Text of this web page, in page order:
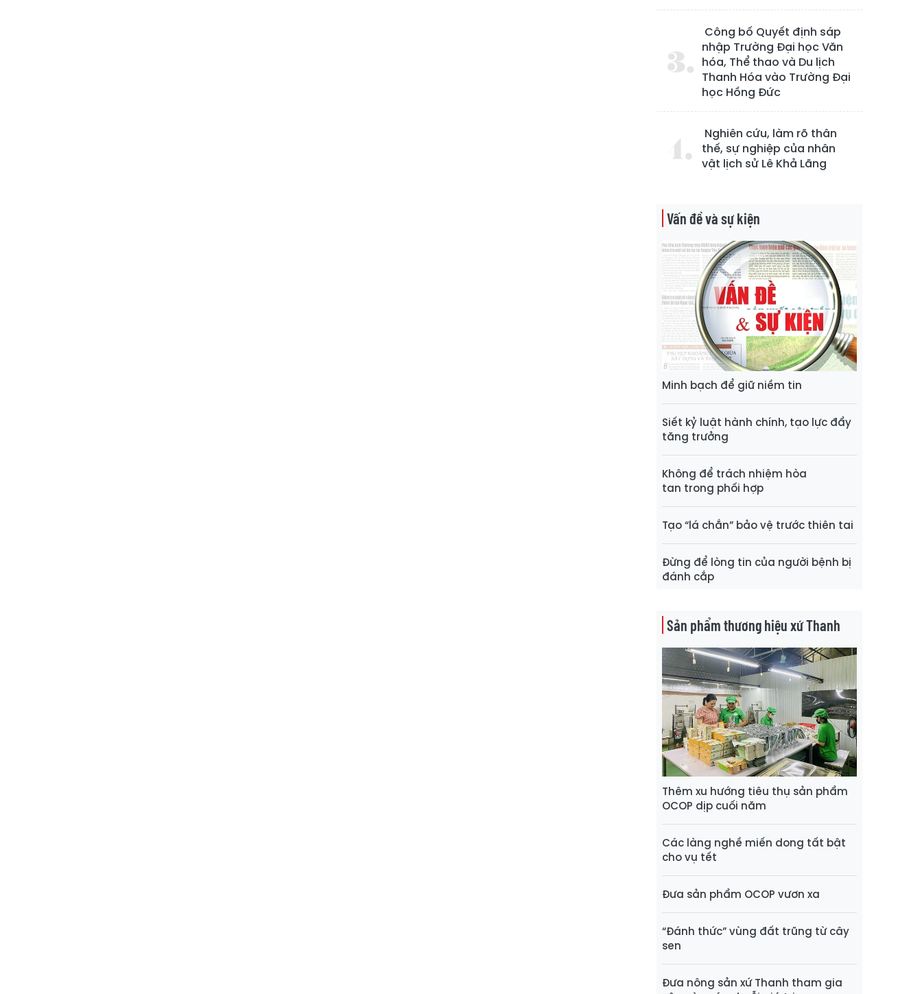
Công bố Quyết định sáp
nhập Trường Đại học Văn
hóa, Thể thao và Du lịch
Thanh Hóa vào Trường Đại
học Hồng Đức
Nghiên cứu, làm rõ thân
thế, sự nghiệp của nhân
vật lịch sử Lê Khả Lãng
Vấn đề và sự kiện
Minh bạch để giữ niềm tin
Siết kỷ luật hành chính, tạo lực đẩy
tăng trưởng
Không để trách nhiệm hòa
tan trong phối hợp
Tạo “lá chắn” bảo vệ trước thiên tai
Đừng để lòng tin của người bệnh bị
đánh cắp
Sản phẩm thương hiệu xứ Thanh
Thêm xu hướng tiêu thụ sản phẩm
OCOP dịp cuối năm
Các làng nghề miến dong tất bật
cho vụ tết
Đưa sản phẩm OCOP vươn xa
“Đánh thức” vùng đất trũng từ cây
sen
Đưa nông sản xứ Thanh tham gia